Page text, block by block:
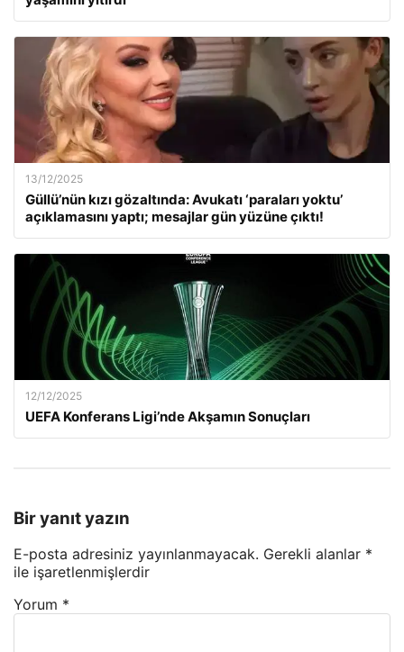
13/12/2025
Güllü’nün kızı gözaltında: Avukatı ‘paraları yoktu’
açıklamasını yaptı; mesajlar gün yüzüne çıktı!
12/12/2025
UEFA Konferans Ligi’nde Akşamın Sonuçları
Bir yanıt yazın
E-posta adresiniz yayınlanmayacak. Gerekli alanlar *
ile işaretlenmişlerdir
Yorum *